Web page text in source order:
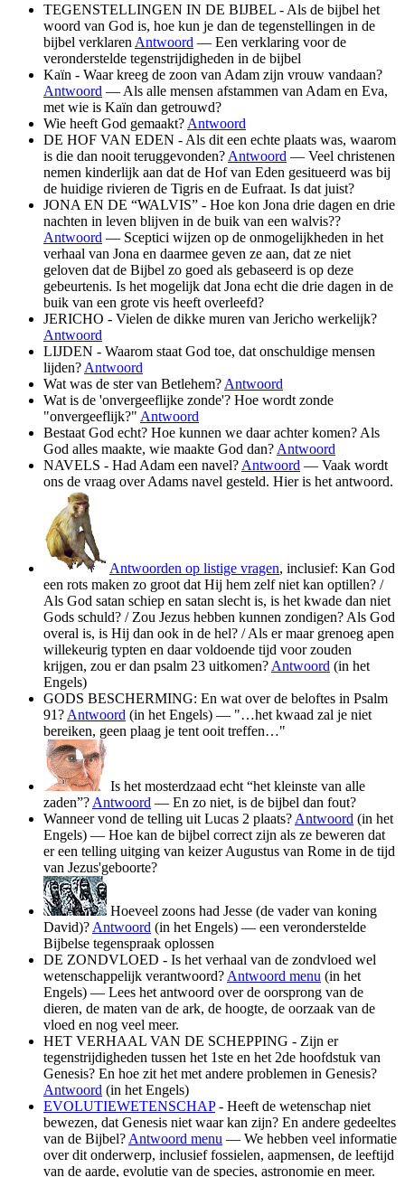
TEGENSTELLINGEN IN DE BIJBEL - Als de bijbel het
woord van God is, hoe kun je dan de tegenstellingen in de
bijbel verklaren Antwoord — Een verklaring voor de
veronderstelde tegenstrijdigheden in de bijbel
Kaïn - Waar kreeg de zoon van Adam zijn vrouw vandaan?
Antwoord — Als alle mensen afstammen van Adam en Eva,
met wie is Kaïn dan getrouwd?
Wie heeft God gemaakt? Antwoord
DE HOF VAN EDEN - Als dit een echte plaats was, waarom
is die dan nooit teruggevonden? Antwoord — Veel christenen
nemen kinderlijk aan dat de Hof van Eden gesitueerd was bij
de huidige rivieren de Tigris en de Eufraat. Is dat juist?
JONA EN DE “WALVIS” - Hoe kon Jona drie dagen en drie
nachten in leven blijven in de buik van een walvis??
Antwoord — Sceptici wijzen op de onmogelijkheden in het
verhaal van Jona en daarmee geven ze aan, dat ze niet
geloven dat de Bijbel zo goed als gebaseerd is op deze
gebeurtenis. Is het mogelijk dat Jona echt die drie dagen in de
buik van een grote vis heeft overleefd?
JERICHO - Vielen de dikke muren van Jericho werkelijk?
Antwoord
LIJDEN - Waarom staat God toe, dat onschuldige mensen
lijden? Antwoord
Wat was de ster van Betlehem? Antwoord
Wat is de 'onvergeeflijke zonde'? Hoe wordt zonde
"onvergeeflijk?" Antwoord
Bestaat God echt? Hoe kunnen we daar achter komen? Als
God alles maakte, wie maakte God dan? Antwoord
NAVELS - Had Adam een navel? Antwoord — Vaak wordt
ons de vraag over Adams navel gesteld. Hier is het antwoord.
Antwoorden op listige vragen, inclusief: Kan God
een rots maken zo groot dat Hij hem zelf niet kan optillen? /
Als God satan schiep en satan slecht is, is het kwade dan niet
Gods schuld? / Zou Jezus hebben kunnen zondigen? Als God
overal is, is Hij dan ook in de hel? / Als er maar grenoeg apen
willekeurig typten en daar voldoende tijd voor zouden
krijgen, zou er dan psalm 23 uitkomen? Antwoord (in het
Engels)
GODS BESCHERMING: En wat over de beloftes in Psalm
91? Antwoord (in het Engels) — "…het kwaad zal je niet
bereiken, geen plaag je tent ooit treffen…"
Is het mosterdzaad echt “het kleinste van alle
zaden”? Antwoord — En zo niet, is de bijbel dan fout?
Wanneer vond de telling uit Lucas 2 plaats? Antwoord (in het
Engels) — Hoe kan de bijbel correct zijn als ze beweren dat
er een telling uitging van keizer Augustus van Rome in de tijd
van Jezus'geboorte?
Hoeveel zoons had Jesse (de vader van koning
David)? Antwoord (in het Engels) — een veronderstelde
Bijbelse tegenspraak oplossen
DE ZONDVLOED - Is het verhaal van de zondvloed wel
wetenschappelijk verantwoord? Antwoord menu (in het
Engels) — Lees het antwoord over de oorsprong van de
dieren, de maten van de ark, de hoogte, de oorzaak van de
vloed en nog veel meer.
HET VERHAAL VAN DE SCHEPPING - Zijn er
tegenstrijdigheden tussen het 1ste en het 2de hoofdstuk van
Genesis? En hoe zit het met andere problemen in Genesis?
Antwoord (in het Engels)
EVOLUTIEWETENSCHAP- Heeft de wetenschap niet
bewezen, dat Genesis niet waar kan zijn? En andere gedeeltes
van de Bijbel? Antwoord menu — We hebben veel informatie
over dit onderwerp, inclusief fossielen, aapmensen, de leeftijd
van de aarde, evolutie van de species, astronomie en meer.